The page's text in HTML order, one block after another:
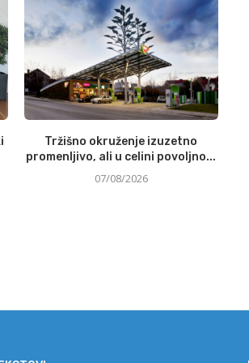
Tržišno okruženje izuzetno
promenljivo, ali u celini povoljno...
07/08/2026